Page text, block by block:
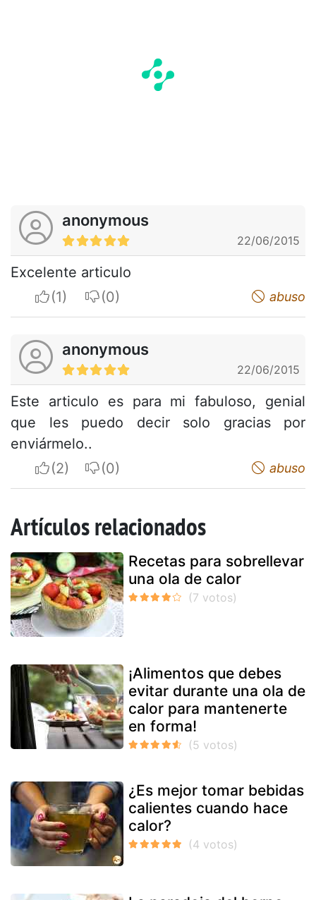
anonymous
22/06/2015
Excelente articulo
I apreciateI do not appreciate abuso
anonymous
22/06/2015
Este articulo es para mi fabuloso, genial
que les puedo decir solo gracias por
enviármelo..
I apreciateI do not appreciate abuso
Artículos relacionados
Recetas para sobrellevar
una ola de calor
¡Alimentos que debes
evitar durante una ola de
calor para mantenerte
en forma!
¿Es mejor tomar bebidas
calientes cuando hace
calor?